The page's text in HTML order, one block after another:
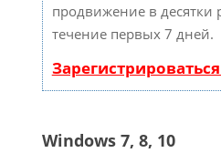
продвижение в десятки
течение первых 7 дней.
Windows 7, 8, 10